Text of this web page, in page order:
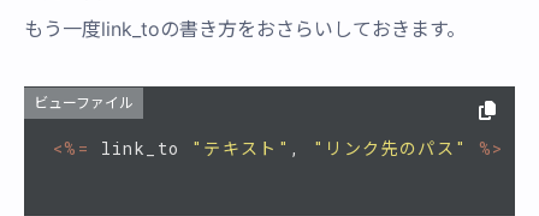
もう一度link_toの書き方をおさらいしておきます。
ビューファイル
<%= link_to "テキスト" , "リンク先のパス" %>